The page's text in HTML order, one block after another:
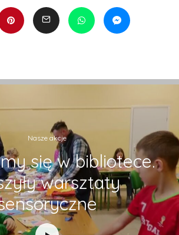
Nasze akcje
się w bibliotece.
warsztaty